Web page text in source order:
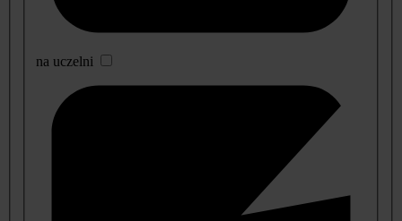
na uczelni